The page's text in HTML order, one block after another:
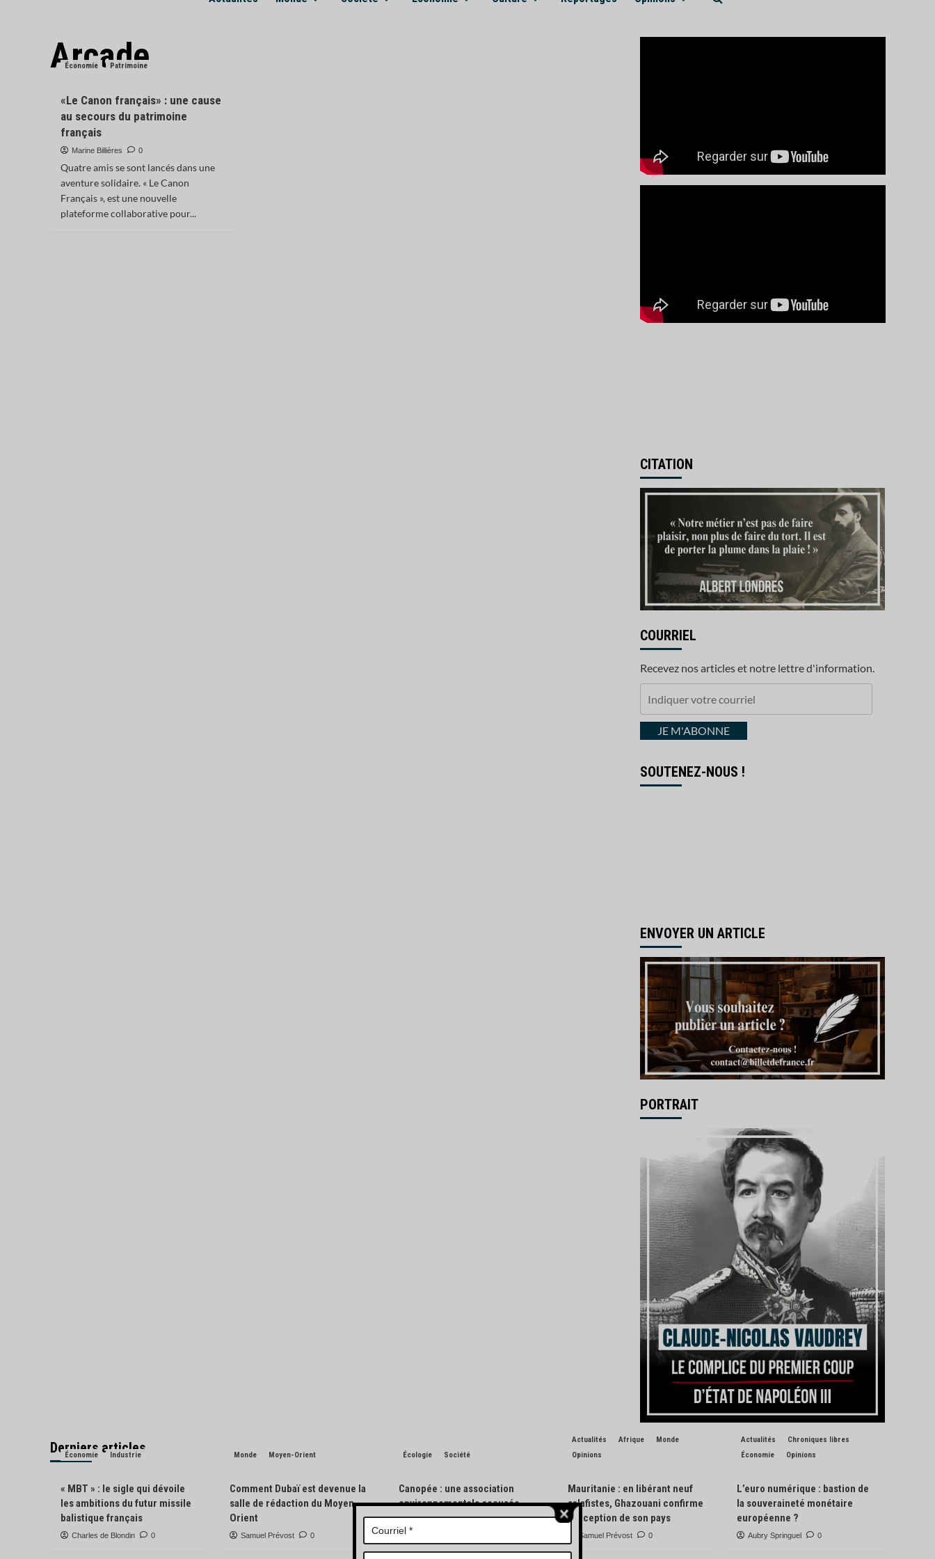
Arcade
Économie Patrimoine
«Le Canon français» : une cause
au secours du patrimoine
français
Marine Billières 0
Quatre amis se sont lancés dans une
aventure solidaire. « Le Canon
Français », est une nouvelle
plateforme collaborative pour...
CITATION
COURRIEL
Recevez nos articles et notre lettre d'information.
courrielJE M'ABONNE
SOUTENEZ-NOUS !
ENVOYER UN ARTICLE
PORTRAIT
Derniers articles
Économie Industrie
« MBT » : le sigle qui dévoile
les ambitions du futur missile
balistique français
Charles de Blondin 0
Monde Moyen-Orient
Comment Dubaï est devenue la
salle de rédaction du Moyen-
Orient
Samuel Prévost 0
Écologie Société
Canopée : une association
environnementale accusée
d’avoir pisté des engins
forestiers
Charles de Blondin 0
Actualités Afrique
Monde
Opinions
Mauritanie : en libérant neuf
salafistes, Ghazouani confirme
l’exception de son pays
Samuel Prévost 0
Actualités
Chroniques libres
Économie
Opinions
L’euro numérique : bastion de
la souveraineté monétaire
européenne ?
Aubry Springuel 0